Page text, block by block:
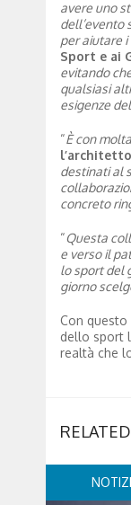
avere uno
dell’evento
per aiutare
Sport e ai
evitando
qualsiasi
esigenze
“È con
destinati al
concreto
“Questa
e verso il
lo sport del
giorno
Con
dello sport
realtà che